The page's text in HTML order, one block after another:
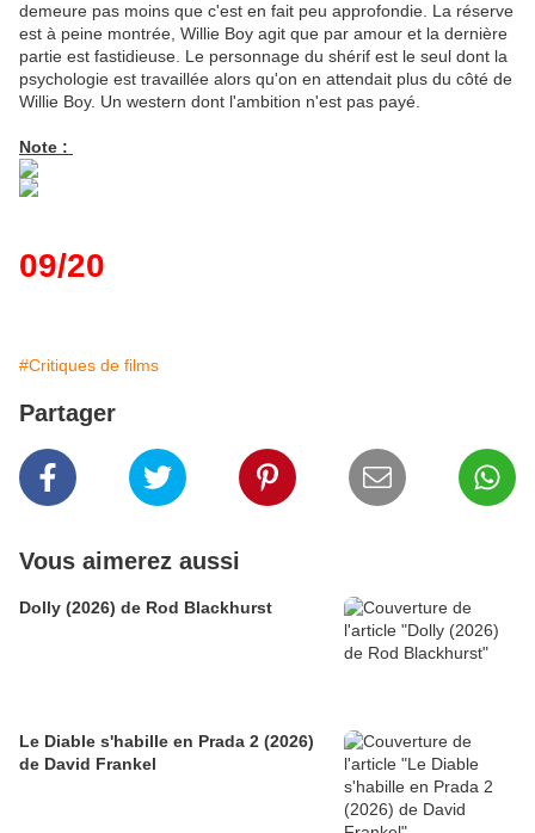
demeure pas moins que c'est en fait peu approfondie. La réserve
est à peine montrée, Willie Boy agit que par amour et la dernière
partie est fastidieuse. Le personnage du shérif est le seul dont la
psychologie est travaillée alors qu'on en attendait plus du côté de
Willie Boy. Un western dont l'ambition n'est pas payé.
Note :
09/20
#Critiques de films
Partager
Vous aimerez aussi
Dolly (2026) de Rod Blackhurst
Le Diable s'habille en Prada 2 (2026)
de David Frankel